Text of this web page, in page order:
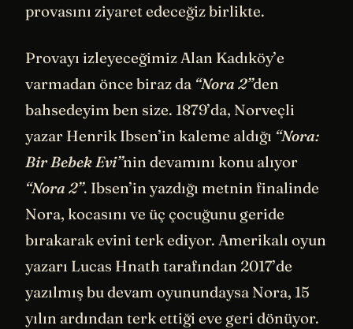
provasını ziyaret edeceğiz birlikte.
Provayı izleyeceğimiz Alan Kadıköy’e
varmadan önce biraz da “Nora 2”den
bahsedeyim ben size. 1879’da, Norveçli
yazar Henrik Ibsen’in kaleme aldığı “Nora:
Bir Bebek Evi”nin devamını konu alıyor
“Nora 2”. Ibsen’in yazdığı metnin finalinde
Nora, kocasını ve üç çocuğunu geride
bırakarak evini terk ediyor. Amerikalı oyun
yazarı Lucas Hnath tarafından 2017’de
yazılmış bu devam oyunundaysa Nora, 15
yılın ardından terk ettiği eve geri dönüyor.